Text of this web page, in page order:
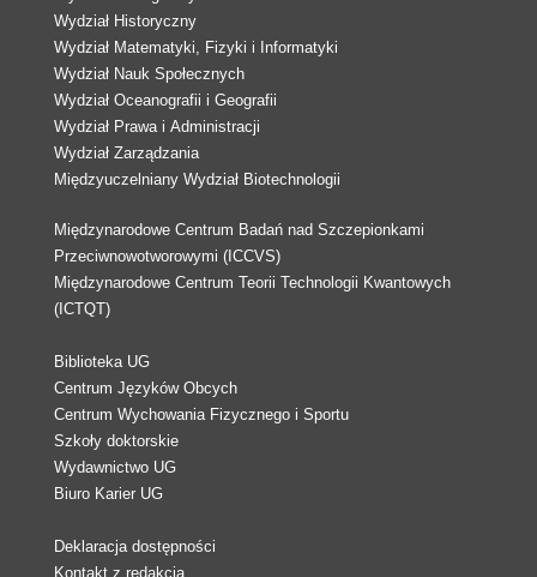
Wydział Historyczny
Wydział Matematyki, Fizyki i Informatyki
Wydział Nauk Społecznych
Wydział Oceanografii i Geografii
Wydział Prawa i Administracji
Wydział Zarządzania
Międzyuczelniany Wydział Biotechnologii
Międzynarodowe Centrum Badań nad Szczepionkami
Przeciwnowotworowymi (ICCVS)
Międzynarodowe Centrum Teorii Technologii Kwantowych
(ICTQT)
Biblioteka UG
Centrum Języków Obcych
Centrum Wychowania Fizycznego i Sportu
Szkoły doktorskie
Wydawnictwo UG
Biuro Karier UG
Deklaracja dostępności
Kontakt z redakcją